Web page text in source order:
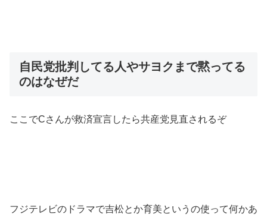
自民党批判してる人やサヨクまで黙ってる
のはなぜだ
ここでCさんが救済宣言したら共産党見直されるぞ
フジテレビのドラマで吉松とか育美というの使って何かあ